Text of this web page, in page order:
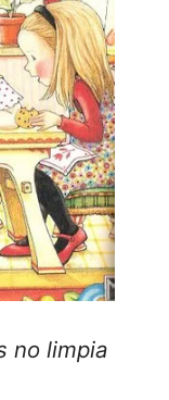
no limpia